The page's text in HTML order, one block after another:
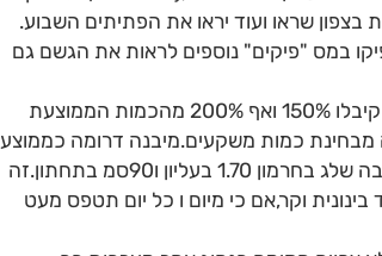
במס "פיקים" נוספים לראות את הגשם גם
מעט חידוד!מאזור הצפון עד אזור תל אביב רוב המקומות קיבלו 150% ואף 200% מהכמות הממוצעת
מבחינת כמות משקעים.מיבנה דרומה כממוצע
כולל פנים הארץ,ואף בדרום קרובים או נוגעים בממוצע.גובה שלג בחרמון 1.70 בעליון ו90סמ בתחתון.זה
וקר,אם כי מיום ו כל יום תטפס מעט